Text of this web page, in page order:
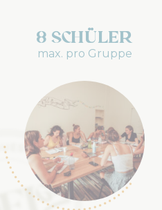
8 Schüler
max. pro Gruppe